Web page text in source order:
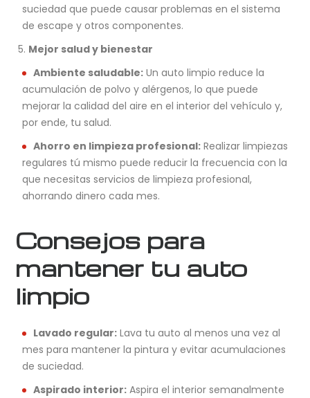
suciedad que puede causar problemas en el sistema
de escape y otros componentes.
Mejor salud y bienestar
Ambiente saludable: Un auto limpio reduce la
acumulación de polvo y alérgenos, lo que puede
mejorar la calidad del aire en el interior del vehículo y,
por ende, tu salud.
Ahorro en limpieza profesional: Realizar limpiezas
regulares tú mismo puede reducir la frecuencia con la
que necesitas servicios de limpieza profesional,
ahorrando dinero cada mes.
Consejos para
mantener tu auto
limpio
Lavado regular: Lava tu auto al menos una vez al
mes para mantener la pintura y evitar acumulaciones
de suciedad.
Aspirado interior: Aspira el interior semanalmente